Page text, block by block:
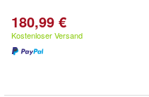
180,99 €
Kostenloser Versand